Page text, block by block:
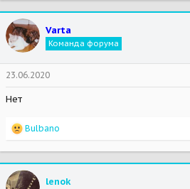
Varta
Команда форума
23.06.2020
Нет
R
a
c
t
Bulbano
lenok